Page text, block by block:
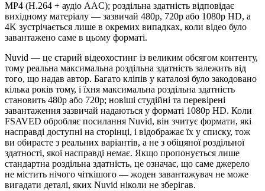
MP4 (H.264 + аудіо AAC); роздільна здатність відповідає
вихідному матеріалу — зазвичай 480p, 720p або 1080p HD, а
4K зустрічається лише в окремих випадках, коли відео було
завантажено саме в цьому форматі.
Nuvid — це старий відеохостинг із великим обсягом контенту,
тому реальна максимальна роздільна здатність залежить від
того, що надав автор. Багато кліпів у каталозі було закодовано
кілька років тому, і їхня максимальна роздільна здатність
становить 480p або 720p; новіші студійні та перевірені
завантаження зазвичай надаються у форматі 1080p HD. Коли
FSAVED обробляє посилання Nuvid, він зчитує формати, які
насправді доступні на сторінці, і відображає їх у списку, тож
ви обираєте з реальних варіантів, а не з обіцяної роздільної
здатності, якої насправді немає. Якщо пропонується лише
стандартна роздільна здатність, це означає, що саме джерело
не містить нічого чіткішого — жоден завантажувач не може
вигадати деталі, яких Nuvid ніколи не зберігав.